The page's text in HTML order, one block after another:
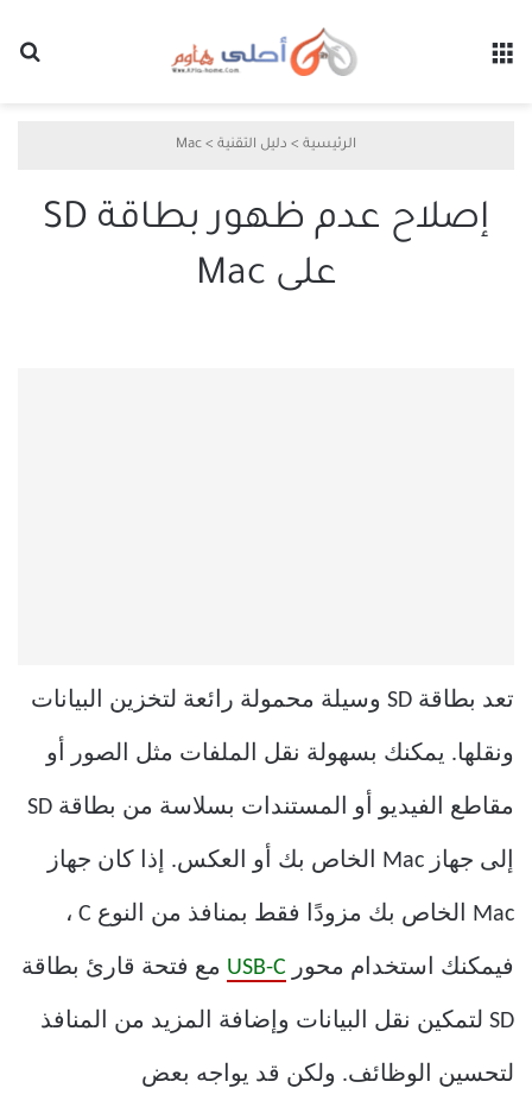
الرئيسية > دليل التقنية >
Mac
إصلاح عدم ظهور بطاقة SD
على Mac
تعد بطاقة SD وسيلة محمولة رائعة لتخزين البيانات
ونقلها. يمكنك بسهولة نقل الملفات مثل الصور أو
مقاطع الفيديو أو المستندات بسلاسة من بطاقة SD
إلى جهاز Mac الخاص بك أو العكس. إذا كان جهاز
Mac الخاص بك مزودًا فقط بمنافذ من النوع C ،
فيمكنك استخدام محور USB-C مع فتحة قارئ بطاقة
SD لتمكين نقل البيانات وإضافة المزيد من المنافذ
لتحسين الوظائف. ولكن قد يواجه بعض